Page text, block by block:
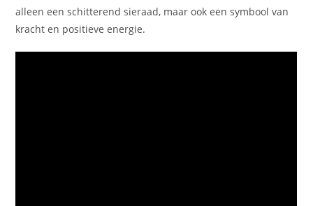
alleen een schitterend sieraad, maar ook een symbool van
kracht en positieve energie.